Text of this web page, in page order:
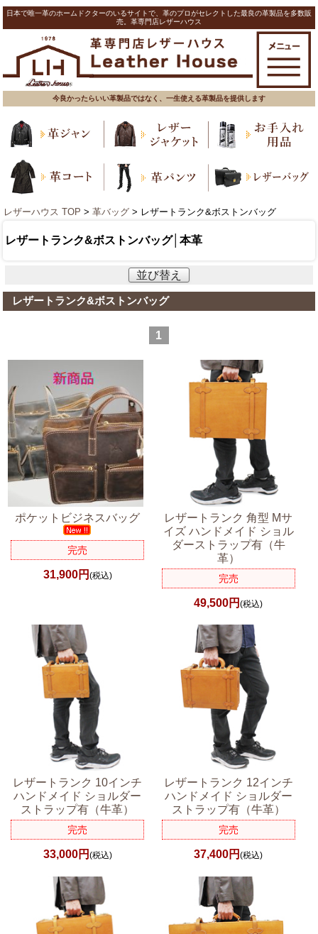
日本で唯一革のホームドクターのいるサイトで、革のプロがセレクトした最良の革製品を多数販
売。革専門店レザーハウス
今良かったらいい革製品ではなく、一生使える革製品を提供します
レザーハウス TOP > 革バッグ > レザートランク&ボストンバッグ
レザートランク&ボストンバッグ│本革
並び替え
レザートランク&ボストンバッグ
1
ポケットビジネスバッグ
完売
31,900円 (税込)
レザートランク 角型 Mサ
イズ ハンドメイド ショル
ダーストラップ有（牛
革）
完売
49,500円(税込)
レザートランク 10インチ
ハンドメイド ショルダー
ストラップ有（牛革）
完売
33,000円 (税込)
レザートランク 12インチ
ハンドメイド ショルダー
ストラップ有（牛革）
完売
37,400円(税込)